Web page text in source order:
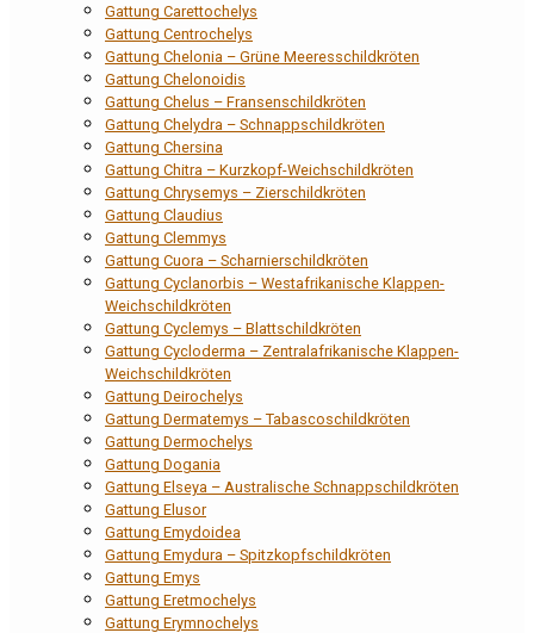
Gattung Carettochelys
Gattung Centrochelys
Gattung Chelonia – Grüne Meeresschildkröten
Gattung Chelonoidis
Gattung Chelus – Fransenschildkröten
Gattung Chelydra – Schnappschildkröten
Gattung Chersina
Gattung Chitra – Kurzkopf-Weichschildkröten
Gattung Chrysemys – Zierschildkröten
Gattung Claudius
Gattung Clemmys
Gattung Cuora – Scharnierschildkröten
Gattung Cyclanorbis – Westafrikanische Klappen-
Weichschildkröten
Gattung Cyclemys – Blattschildkröten
Gattung Cycloderma – Zentralafrikanische Klappen-
Weichschildkröten
Gattung Deirochelys
Gattung Dermatemys – Tabascoschildkröten
Gattung Dermochelys
Gattung Dogania
Gattung Elseya – Australische Schnappschildkröten
Gattung Elusor
Gattung Emydoidea
Gattung Emydura – Spitzkopfschildkröten
Gattung Emys
Gattung Eretmochelys
Gattung Erymnochelys